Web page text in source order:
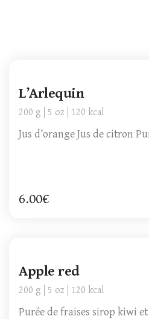
L’Arlequin
200 g 5 oz 120 kcal
Jus d’orange Jus de citron
6.00€
Apple red
200 g 5 oz 120 kcal
Purée de fraises sirop kiwi